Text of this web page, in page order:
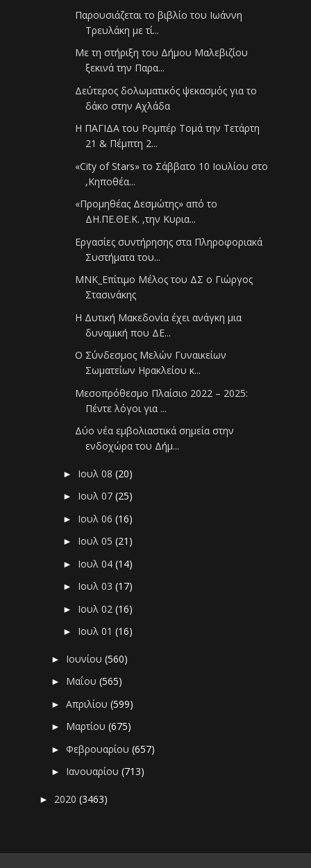
Παρουσιάζεται το βιβλίο του Ιωάννη
Τρευλάκη με τί...
Με τη στήριξη του Δήμου Μαλεβιζίου
ξεκινά την Παρα...
Δεύτερος δολωματικός ψεκασμός για το
δάκο στην Αχλάδα
Η ΠΑΓΙΔΑ του Ρομπέρ Τομά την Τετάρτη
21 & Πέμπτη 2...
«City of Stars» το Σάββατο 10 Ιουλίου στο
,Κηποθέα...
«Προμηθέας Δεσμώτης» από το
ΔΗ.ΠΕ.ΘΕ.Κ. ,την Κυρια...
Εργασίες συντήρησης στα Πληροφοριακά
Συστήματα του...
ΜΝΚ_Επίτιμο Μέλος του ΔΣ ο Γιώργος
Στασινάκης
Η Δυτική Μακεδονία έχει ανάγκη μια
δυναμική που ΔΕ...
Ο Σύνδεσμος Μελών Γυναικείων
Σωματείων Ηρακλείου κ...
Μεσοπρόθεσμο Πλαίσιο 2022 – 2025:
Πέντε λόγοι για ...
Δύο νέα εμβολιαστικά σημεία στην
ενδοχώρα του Δήμ...
► Ιουλ 08(20)
► Ιουλ 07(25)
► Ιουλ 06(16)
► Ιουλ 05(21)
► Ιουλ 04(14)
► Ιουλ 03(17)
► Ιουλ 02(16)
► Ιουλ 01(16)
► Ιουνίου(560)
► Μαΐου(565)
►Απριλίου(599)
► Μαρτίου(675)
►Φεβρουαρίου(657)
► Ιανουαρίου(713)
► 2020(3463)